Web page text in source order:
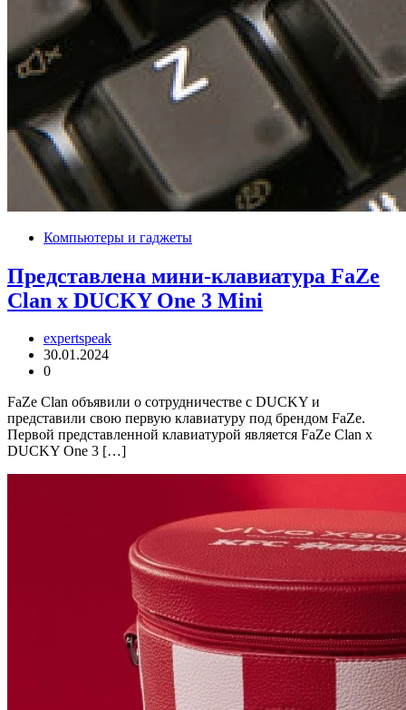
Компьютеры и гаджеты
Представлена ​​мини-клавиатура FaZe
Clan x DUCKY One 3 Mini
expertspeak
30.01.2024
0
FaZe Clan объявили о сотрудничестве с DUCKY и
представили свою первую клавиатуру под брендом FaZe.
Первой представленной клавиатурой является FaZe Clan x
DUCKY One 3 […]